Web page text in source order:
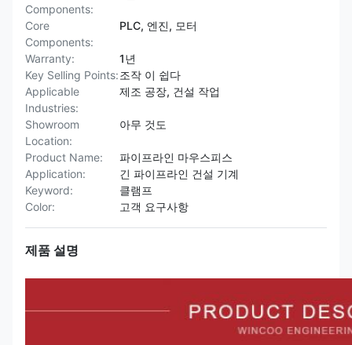
Components:
Core
Components:
PLC, 엔진, 모터
Warranty:
1년
Key Selling Points:조작 이 쉽다
Applicable
Industries:
제조 공장, 건설 작업
Showroom
Location:
아무 것도
Product Name:
파이프라인 마우스피스
Application:
긴 파이프라인 건설 기계
Keyword:
클램프
Color:
고객 요구사항
제품 설명